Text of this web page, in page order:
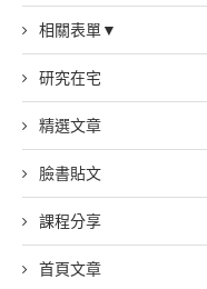
相關表單▼
研究在宅
精選文章
臉書貼文
課程分享
首頁文章